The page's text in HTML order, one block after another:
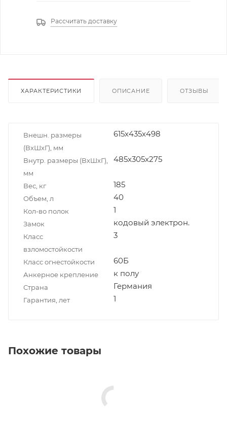
Рассчитать доставку
ХАРАКТЕРИСТИКИ ОПИСАНИЕ ОТЗЫВЫ
Внешн. размеры
(ВxШxГ), мм
615x435x498
Внутр. размеры (ВxШxГ),
мм
485x305x275
Вес, кг 185
Объем, л 40
Кол-во полок 1
Замок кодовый электрон.
Класс
взломостойкости
3
Класс огнестойкости 60Б
Анкерное крепление к полу
Страна Германия
Гарантия, лет 1
Похожие товары